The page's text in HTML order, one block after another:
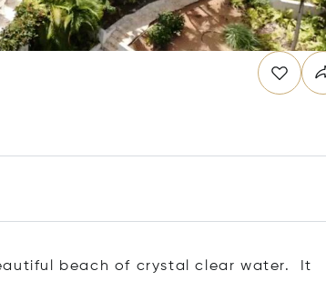
beach of crystal clear water. It